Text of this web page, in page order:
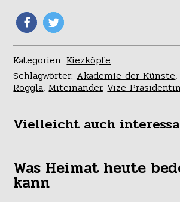
Kategorien:Kiezköpfe
Schlagwörter:Akademie der Künste
Röggla,Miteinander,Vize-Präsidentin
Vielleicht auch
Was Heimat heute
kann